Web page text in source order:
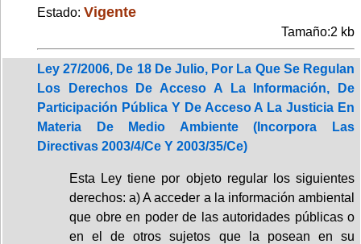
Estado: Vigente
Tamaño:2 kb
Ley 27/2006, De 18 De Julio, Por La Que Se Regulan
Los Derechos De Acceso A La Información, De
Participación Pública Y De Acceso A La Justicia En
Materia De Medio Ambiente (Incorpora Las
Directivas 2003/4/Ce Y 2003/35/Ce)
Esta Ley tiene por objeto regular los siguientes
derechos: a) A acceder a la información ambiental
que obre en poder de las autoridades públicas o
en el de otros sujetos que la posean en su